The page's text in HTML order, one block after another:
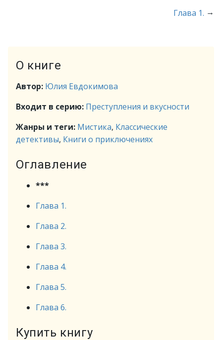
Глава 1. →
О книге
Автор: Юлия Евдокимова
Входит в серию: Преступления и вкусности
Жанры и теги: Мистика, Классические
детективы, Книги о приключениях
Оглавление
***
Глава 1.
Глава 2.
Глава 3.
Глава 4.
Глава 5.
Глава 6.
Купить книгу